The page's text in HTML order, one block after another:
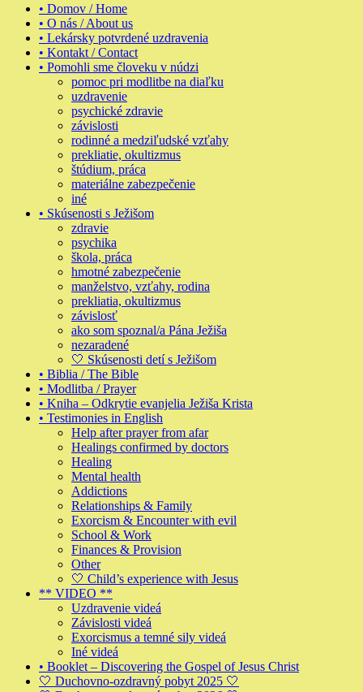
• Domov / Home
• O nás / About us
• Lekársky potvrdené uzdravenia
• Kontakt / Contact
• Pomohli sme človeku v núdzi
pomoc pri modlitbe na diaľku
uzdravenie
psychické zdravie
závislosti
rodinné a medziľudské vzťahy
prekliatie, okultizmus
štúdium, práca
materiálne zabezpečenie
iné
• Skúsenosti s Ježišom
zdravie
psychika
škola, práca
hmotné zabezpečenie
manželstvo, vzťahy, rodina
prekliatia, okultizmus
závislosť
ako som spoznal/a Pána Ježiša
nezaradené
🤍 Skúsenosti detí s Ježišom
• Biblia / The Bible
• Modlitba / Prayer
• Kniha – Odkrytie evanjelia Ježiša Krista
• Testimonies in English
Help after prayer from afar
Healings confirmed by doctors
Healing
Mental health
Addictions
Relationships & Family
Exorcism & Encounter with evil
School & Work
Finances & Provision
Other
🤍 Child’s experience with Jesus
** VIDEO **
Uzdravenie videá
Závislosti videá
Exorcismus a temné sily videá
Iné videá
• Booklet – Discovering the Gospel of Jesus Christ
🤍 Duchovno-ozdravný pobyt 2025 🤍